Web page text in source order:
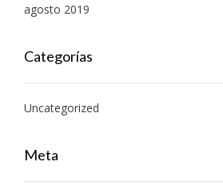
agosto 2019
Categorías
Uncategorized
Meta